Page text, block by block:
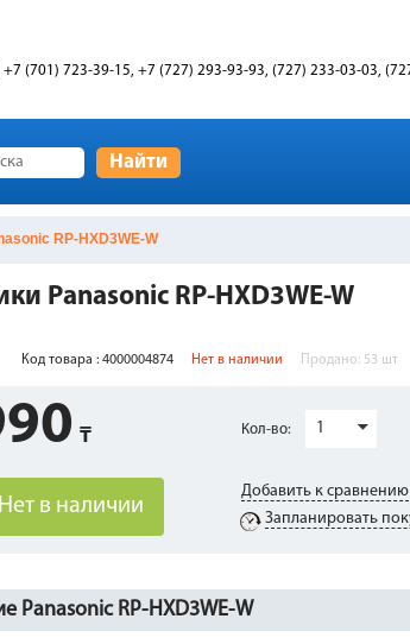
(701) 723-39-15, +7 (727) 293-93-93, (727) 233-03-03,
Найти
RP-HXD3WE-W
Panasonic RP-HXD3WE-W
Код товара : 4000004874 Нет в наличии Продано: 53 шт
Нет в наличии
Кол-во: 1
Добавить к сравнению
Запланировать
Panasonic RP-HXD3WE-W